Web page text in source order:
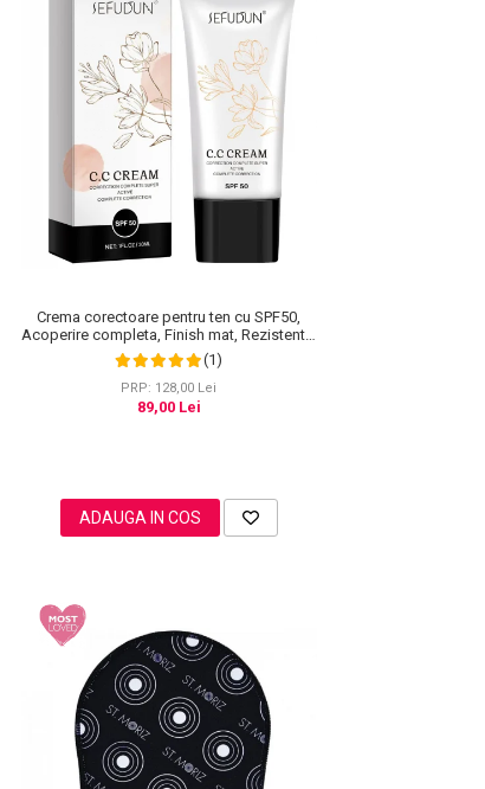
Crema corectoare pentru ten cu SPF50,
Acoperire completa, Finish mat, Rezistenta,
Anti Roseata, CC Cream Sefudun, 30 ml
(1)
PRP: 128,00 Lei
89,00 Lei
ADAUGA IN COS